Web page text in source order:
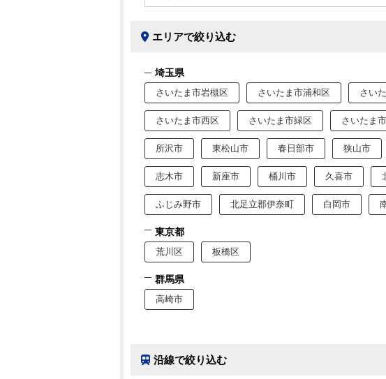
エリアで絞り込む
埼玉県
さいたま市岩槻区 さいたま市浦和区 さい
さいたま市西区 さいたま市緑区 さいたま
所沢市 東松山市 春日部市 狭山市
志木市 新座市 桶川市 久喜市
ふじみ野市 北足立郡伊奈町 白岡市
東京都
荒川区 板橋区
群馬県
高崎市
沿線で絞り込む